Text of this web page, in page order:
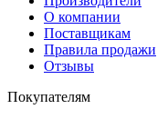
О компании
Поставщикам
Правила продажи
Отзывы
Покупателям